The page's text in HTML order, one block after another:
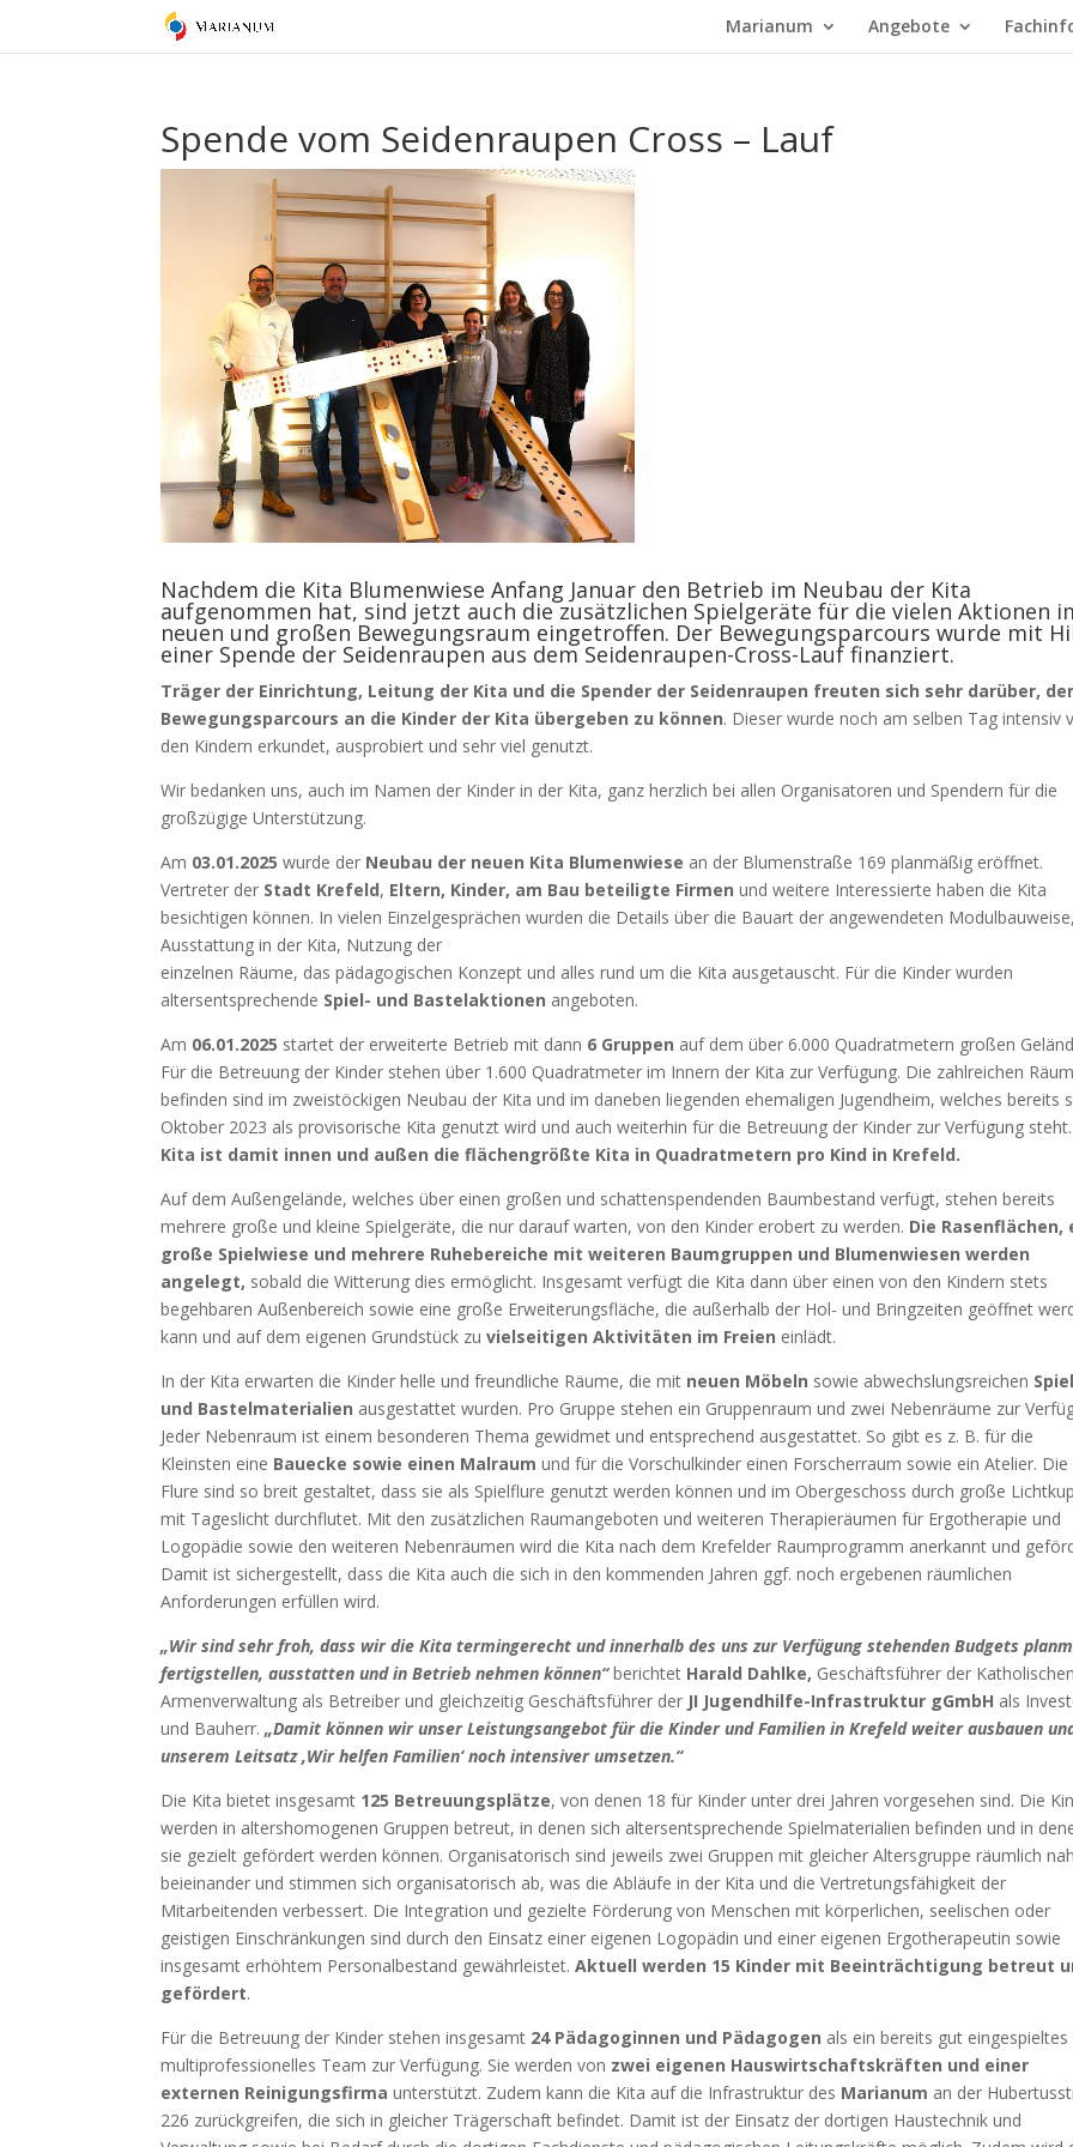
Marianum Angebote
Spende vom Seidenraupen Cross – Lauf
Nachdem die Kita Blumenwiese Anfang Januar den Betrieb im Neubau der Kita
aufgenommen hat, sind jetzt auch die zusätzlichen Spielgeräte für die vielen Aktionen
neuen und großen Bewegungsraum eingetroffen. Der Bewegungsparcours wurde mit
einer Spende der Seidenraupen aus dem Seidenraupen-Cross-Lauf finanziert.
Träger der Einrichtung, Leitung der Kita und die Spender der Seidenraupen freuten sich sehr darüber,
Bewegungsparcours an die Kinder der Kita übergeben zu können. Dieser wurde noch am selben Tag intensiv
den Kindern erkundet, ausprobiert und sehr viel genutzt.
Wir bedanken uns, auch im Namen der Kinder in der Kita, ganz herzlich bei allen Organisatoren und Spendern für die
großzügige Unterstützung.
Am 03.01.2025 wurde der Neubau der neuen Kita Blumenwiese an der Blumenstraße 169 planmäßig eröffnet.
Vertreter der Stadt Krefeld, Eltern, Kinder, am Bau beteiligte Firmen und weitere Interessierte haben die Kita
besichtigen können. In vielen Einzelgesprächen wurden die Details über die Bauart der angewendeten Modulbauweise,
Ausstattung in der Kita, Nutzung der
einzelnen Räume, das pädagogischen Konzept und alles rund um die Kita ausgetauscht. Für die Kinder wurden
altersentsprechende Spiel- und Bastelaktionen angeboten.
Am 06.01.2025 startet der erweiterte Betrieb mit dann 6 Gruppen auf dem über 6.000 Quadratmetern großen
Für die Betreuung der Kinder stehen über 1.600 Quadratmeter im Innern der Kita zur Verfügung. Die zahlreichen
befinden sind im zweistöckigen Neubau der Kita und im daneben liegenden ehemaligen Jugendheim, welches bereits
Oktober 2023 als provisorische Kita genutzt wird und auch weiterhin für die Betreuung der Kinder zur Verfügung steht.
Kita ist damit innen und außen die flächengrößte Kita in Quadratmetern pro Kind in Krefeld.
Auf dem Außengelände, welches über einen großen und schattenspendenden Baumbestand verfügt, stehen bereits
mehrere große und kleine Spielgeräte, die nur darauf warten, von den Kinder erobert zu werden. Die Rasenflächen,
große Spielwiese und mehrere Ruhebereiche mit weiteren Baumgruppen und Blumenwiesen werden
angelegt, sobald die Witterung dies ermöglicht. Insgesamt verfügt die Kita dann über einen von den Kindern stets
begehbaren Außenbereich sowie eine große Erweiterungsfläche, die außerhalb der Hol- und Bringzeiten geöffnet
kann und auf dem eigenen Grundstück zuvielseitigen Aktivitäten im Freien einlädt.
In der Kita erwarten die Kinder helle und freundliche Räume, die mit neuen Möbeln sowie abwechslungsreichen
und Bastelmaterialien ausgestattet wurden. Pro Gruppe stehen ein Gruppenraum und zwei Nebenräume zur
Jeder Nebenraum ist einem besonderen Thema gewidmet und entsprechend ausgestattet. So gibt es z. B. für die
Kleinsten eine Bauecke sowie einen Malraum und für die Vorschulkinder einen Forscherraum sowie ein Atelier. Die
Flure sind so breit gestaltet, dass sie als Spielflure genutzt werden können und im Obergeschoss durch große
mit Tageslicht durchflutet. Mit den zusätzlichen Raumangeboten und weiteren Therapieräumen für Ergotherapie und
Logopädie sowie den weiteren Nebenräumen wird die Kita nach dem Krefelder Raumprogramm anerkannt und
Damit ist sichergestellt, dass die Kita auch die sich in den kommenden Jahren ggf. noch ergebenen räumlichen
Anforderungen erfüllen wird.
„Wir sind sehr froh, dass wir die Kita termingerecht und innerhalb des uns zur Verfügung stehenden Budgets
fertigstellen, ausstatten und in Betrieb nehmen können“berichtet Harald Dahlke, Geschäftsführer der Katholischen
Armenverwaltung als Betreiber und gleichzeitig Geschäftsführer der JI Jugendhilfe-Infrastruktur gGmbH als
und Bauherr.„Damit können wir unser Leistungsangebot für die Kinder und Familien in Krefeld weiter ausbauen
unserem Leitsatz ‚Wir helfen Familien‘ noch intensiver umsetzen.“
Die Kita bietet insgesamt 125 Betreuungsplätze, von denen 18 für Kinder unter drei Jahren vorgesehen sind. Die
werden in altershomogenen Gruppen betreut, in denen sich altersentsprechende Spielmaterialien befinden und in
sie gezielt gefördert werden können. Organisatorisch sind jeweils zwei Gruppen mit gleicher Altersgruppe räumlich
beieinander und stimmen sich organisatorisch ab, was die Abläufe in der Kita und die Vertretungsfähigkeit der
Mitarbeitenden verbessert. Die Integration und gezielte Förderung von Menschen mit körperlichen, seelischen oder
geistigen Einschränkungen sind durch den Einsatz einer eigenen Logopädin und einer eigenen Ergotherapeutin sowie
insgesamt erhöhtem Personalbestand gewährleistet.Aktuell werden 15 Kinder mit Beeinträchtigung betreut
gefördert.
Für die Betreuung der Kinder stehen insgesamt 24 Pädagoginnen und Pädagogen als ein bereits gut eingespieltes
multiprofessionelles Team zur Verfügung. Sie werden von zwei eigenen Hauswirtschaftskräften und einer
externen Reinigungsfirmaunterstützt. Zudem kann die Kita auf die Infrastruktur des Marianum an der
226 zurückgreifen, die sich in gleicher Trägerschaft befindet. Damit ist der Einsatz der dortigen Haustechnik und